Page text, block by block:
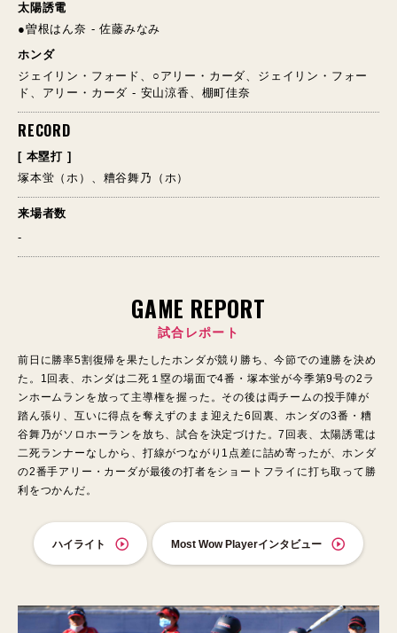
太陽誘電
●曽根はん奈 - 佐藤みなみ
ホンダ
ジェイリン・フォード、○アリー・カーダ、ジェイリン・フォー
ド、アリー・カーダ - 安山涼香、棚町佳奈
RECORD
[ 本塁打 ]
塚本蛍（ホ）、糟谷舞乃（ホ）
来場者数
-
GAME REPORT
試合レポート
前日に勝率5割復帰を果たしたホンダが競り勝ち、今節での連勝を決め
た。1回表、ホンダは二死１塁の場面で4番・塚本蛍が今季第9号の2ラ
ンホームランを放って主導権を握った。その後は両チームの投手陣が
踏ん張り、互いに得点を奪えずのまま迎えた6回裏、ホンダの3番・糟
谷舞乃がソロホーランを放ち、試合を決定づけた。7回表、太陽誘電は
二死ランナーなしから、打線がつながり1点差に詰め寄ったが、ホンダ
の2番手アリー・カーダが最後の打者をショートフライに打ち取って勝
利をつかんだ。
ハイライト Most Wow Playerインタビュー